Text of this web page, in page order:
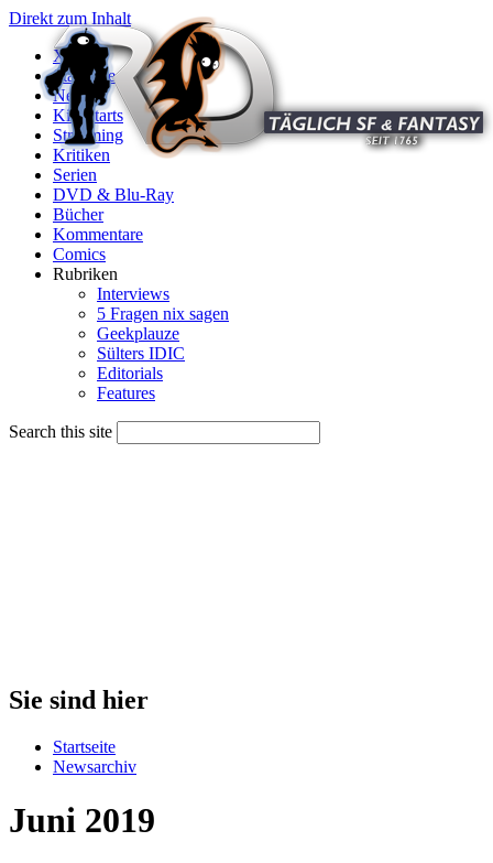
Direkt zum Inhalt
X
Startseite
News
Kinostarts
Streaming
Kritiken
Serien
DVD & Blu-Ray
Bücher
Kommentare
Comics
Rubriken
Interviews
5 Fragen nix sagen
Geekplauze
Sülters IDIC
Editorials
Features
Search this site
Sie sind hier
Startseite
Newsarchiv
Juni 2019